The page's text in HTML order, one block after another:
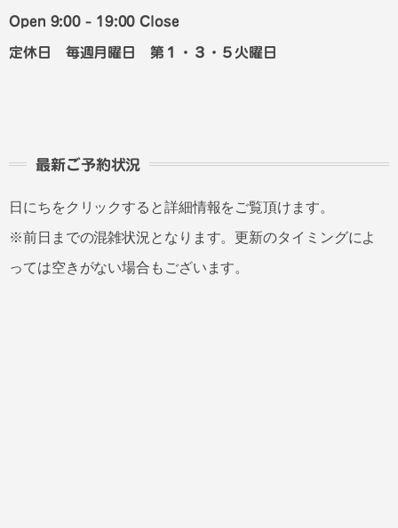
Open 9:00 - 19:00 Close
定休日 毎週月曜日 第１・３・５火曜日
最新ご予約状況
日にちをクリックすると詳細情報をご覧頂けます。
※前日までの混雑状況となります。更新のタイミングによ
っては空きがない場合もございます。